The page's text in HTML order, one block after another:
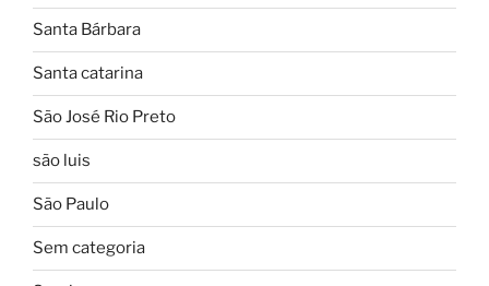
Santa Bárbara
Santa catarina
São José Rio Preto
são luis
São Paulo
Sem categoria